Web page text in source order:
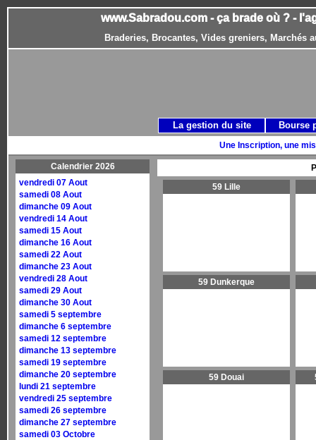
www.Sabradou.com - ça brade où ? -
Braderies, Brocantes, Vides greniers, Marchés
Une Inscription, une
Calendrier 2026
vendredi 07 Aout
samedi 08 Aout
dimanche 09 Aout
vendredi 14 Aout
samedi 15 Aout
dimanche 16 Aout
samedi 22 Aout
dimanche 23 Aout
vendredi 28 Aout
samedi 29 Aout
dimanche 30 Aout
samedi 5 septembre
dimanche 6 septembre
samedi 12 septembre
dimanche 13 septembre
samedi 19 septembre
dimanche 20 septembre
lundi 21 septembre
vendredi 25 septembre
samedi 26 septembre
dimanche 27 septembre
samedi 03 Octobre
59 Lille
59 Dunkerque
59 Douai
La gestion du site Bourse